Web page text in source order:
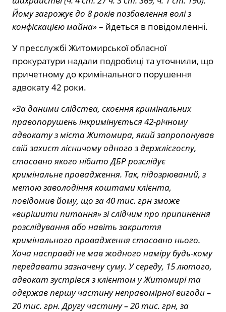
Йому загрожує до 8 років позбавлення волі з
конфіскацією майна»– йдеться в повідомленні.
У пресслужбі Житомирської обласної
прокуратури надали подробиці та уточнили, що
причетному до кримінального порушення
адвокату 42 роки.
«За даними слідства, скоєння кримінальних
правопорушень інкримінується 42-річному
адвокату з міста Житомира, який запропонував
свій захист лісничому одного з держлісгоспу,
стосовно якого нібито ДБР розслідує
кримінальне провадження. Так, підозрюваний, з
метою заволодіння коштами клієнта,
повідомив йому, що за 40 тис. грн зможе
«вирішити питання» зі слідчим про припинення
розслідування або навіть закриття
кримінального провадження стосовно нього.
Хоча насправді не мав жодного наміру будь-кому
передавати зазначену суму. У середу, 15 лютого,
адвокат зустрівся з клієнтом у Житомирі та
одержав першу частину неправомірної вигоди –
20 тис. грн. Другу частину – 20 тис. грн, за